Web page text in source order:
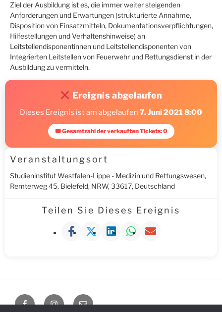
Ziel der Ausbildung ist es, die immer weiter steigenden
Anforderungen und Erwartungen (strukturierte Annahme,
Disposition von Einsatzmitteln, Dokumentationsverpflichtungen,
Hilfestellungen und Verhaltenshinweise) an
Leitstellendisponentinnen und Leitstellendisponenten von
Integrierten Leitstellen von Feuerwehr und Rettungsdienst in der
Ausbildung zu vermitteln.
Ereignis abgelaufen
Dieses Ereignis ist am abgelaufen 7. Juni 2021 8:00
🎟 Gesamtzahl der verkauften Tickets: 0
Veranstaltungsort
Studieninstitut Westfalen-Lippe - Medizin und Rettungswesen,
Remterweg 45, Bielefeld, NRW, 33617, Deutschland
Teilen Sie Dieses Ereignis
FacebookInstagram
E-